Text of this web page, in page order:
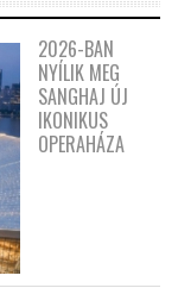
2026-BAN
NYÍLIK MEG
SANGHAJ ÚJ
IKONIKUS
OPERAHÁZA